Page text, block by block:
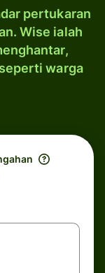
pertukaran
Wise ialah
warga